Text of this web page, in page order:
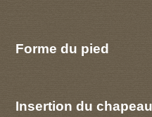
Forme du pied
Insertion du